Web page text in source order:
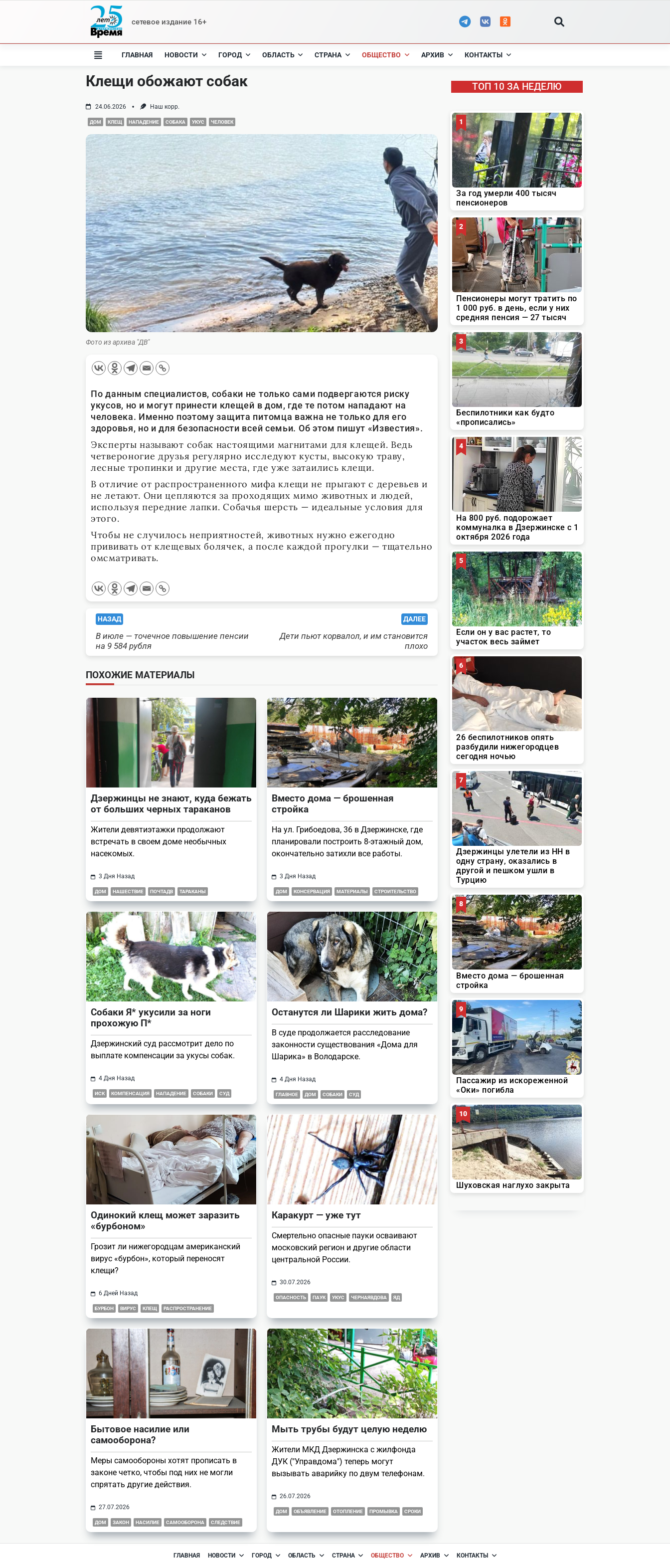
сетевое издание 16+
ГЛАВНАЯ НОВОСТИ ГОРОД ОБЛАСТЬ СТРАНА ОБЩЕСТВО АРХИВ КОНТАКТЫ
Клещи обожают собак
24.06.2026 Наш корр.
ДОМ КЛЕЩ НАПАДЕНИЕ СОБАКА УКУС ЧЕЛОВЕК
Фото из архива "ДВ"
По данным специалистов, собаки не только сами подвергаются риску
укусов, но и могут принести клещей в дом, где те потом нападают на
человека. Именно поэтому защита питомца важна не только для его
здоровья, но и для безопасности всей семьи. Об этом пишут «Известия».
Эксперты называют собак настоящими магнитами для клещей. Ведь
четвероногие друзья регулярно исследуют кусты, высокую траву,
лесные тропинки и другие места, где уже затаились клещи.
В отличие от распространенного мифа клещи не прыгают с деревьев и
не летают. Они цепляются за проходящих мимо животных и людей,
используя передние лапки. Собачья шерсть — идеальные условия для
этого.
Чтобы не случилось неприятностей, животных нужно ежегодно
прививать от клещевых болячек, а после каждой прогулки — тщательно
омсматривать.
<span
class="nav-
screen-
reader-
text">Page</span>
НАЗАД
В июле — точечное повышение пенсии
на 9 584 рубля
ДАЛЕЕ
Дети пьют корвалол, и им становится
плохо
ПОХОЖИЕ МАТЕРИАЛЫ
Дзержинцы не знают, куда бежать
от больших черных тараканов
Жители девятиэтажки продолжают
встречать в своем доме необычных
насекомых.
3 Дня Назад
ДОМ НАШЕСТВИЕ ПОЧТАДВ ТАРАКАНЫ
Вместо дома — брошенная
стройка
На ул. Грибоедова, 36 в Дзержинске, где
планировали построить 8-этажный дом,
окончательно затихли все работы.
3 Дня Назад
ДОМ КОНСЕРВАЦИЯ МАТЕРИАЛЫ СТРОИТЕЛЬСТВО
Собаки Я* укусили за ноги
прохожую П*
Дзержинский суд рассмотрит дело по
выплате компенсации за укусы собак.
4 Дня Назад
ИСК КОМПЕНСАЦИЯ НАПАДЕНИЕ СОБАКИ СУД
Останутся ли Шарики жить дома?
В суде продолжается расследование
законности существования «Дома для
Шарика» в Володарске.
4 Дня Назад
ГЛАВНОЕ ДОМ СОБАКИ СУД
Одинокий клещ может заразить
«бурбоном»
Грозит ли нижегородцам американский
вирус «бурбон», который переносят
клещи?
6 Дней Назад
БУРБОН ВИРУС КЛЕЩ РАСПРОСТРАНЕНИЕ
Каракурт — уже тут
Смертельно опасные пауки осваивают
московский регион и другие области
центральной России.
30.07.2026
ОПАСНОСТЬ ПАУК УКУС ЧЕРНАЯВДОВА ЯД
Бытовое насилие или
самооборона?
Меры самообороны хотят прописать в
законе четко, чтобы под них не могли
спрятать другие действия.
27.07.2026
ДОМ ЗАКОН НАСИЛИЕ САМООБОРОНА СЛЕДСТВИЕ
Мыть трубы будут целую неделю
Жители МКД Дзержинска с жилфонда
ДУК ("Управдома") теперь могут
вызывать аварийку по двум телефонам.
26.07.2026
ДОМ ОБЪЯВЛЕНИЕ ОТОПЛЕНИЕ ПРОМЫВКА СРОКИ
ТОП 10 ЗА НЕДЕЛЮ
ГЛАВНАЯ НОВОСТИ ГОРОД ОБЛАСТЬ СТРАНА ОБЩЕСТВО АРХИВ КОНТАКТЫ